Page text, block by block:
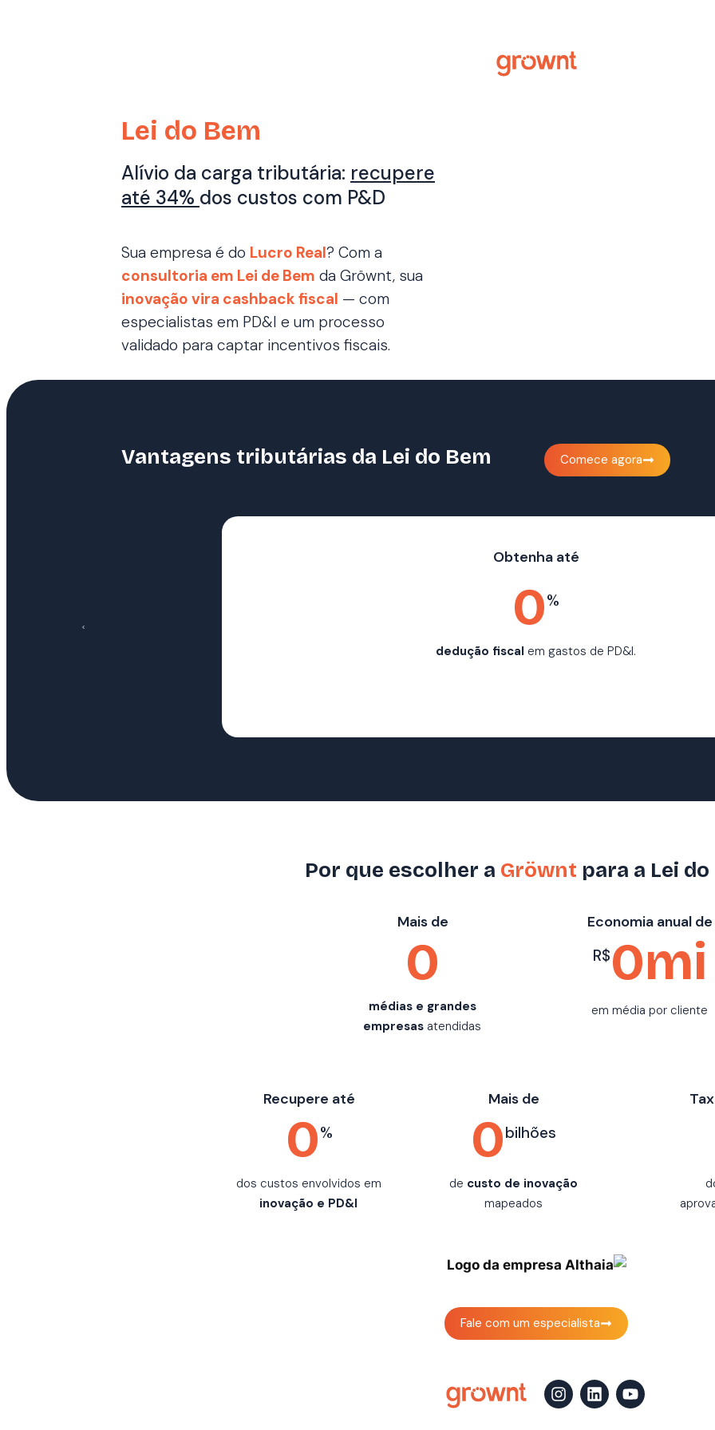
Lei do Bem
Alívio da carga tributária: recupere
até 34% dos custos com P&D
Sua empresa é do Lucro Real? Com a
consultoria em Lei de Bem da Gröwnt, sua
inovação vira cashback fiscal — com
especialistas em PD&I e um processo
validado para captar incentivos fiscais.
Vantagens tributárias da Lei do Bem Comece agora
Obtenha até
%
0
dedução fiscal em gastos de PD&I.
Por que escolher a Gröwnt para a Lei do
Mais de
0
médias e grandes
empresas atendidas
Economia anual de
R$0mi
em média por cliente
Recupere até
%
0
dos custos envolvidos em
inovação e PD&I
Mais de
bilhões
0
de custo de inovação
mapeados
Fale com um especialista